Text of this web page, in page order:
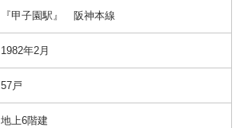
『甲子園駅』 阪神本線
1982年2月
57戸
地上6階建